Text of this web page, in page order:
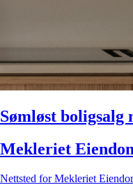
Sømløst boligsalg
Mekleriet
Nettsted for Mekleriet